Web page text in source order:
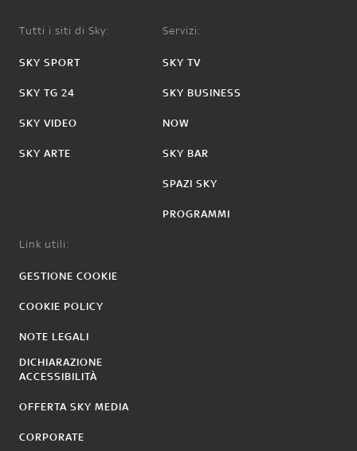
Tutti i siti di Sky:
SKY SPORT
SKY TG 24
SKY VIDEO
SKY ARTE
Servizi:
SKY TV
SKY BUSINESS
NOW
SKY BAR
SPAZI SKY
PROGRAMMI
Link utili:
GESTIONE COOKIE
COOKIE POLICY
NOTE LEGALI
DICHIARAZIONE
ACCESSIBILITÀ
OFFERTA SKY MEDIA
CORPORATE